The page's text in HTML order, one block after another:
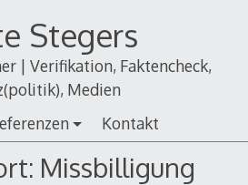
Stegers
| Verifikation, Faktencheck,
Medien
Kontakt
Missbilligung